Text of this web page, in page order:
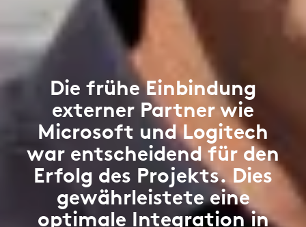
Die frühe Einbindung
externer Partner wie
Microsoft und Logitech
war entscheidend für den
Erfolg des Projekts. Dies
gewährleistete eine
optimale Integration in